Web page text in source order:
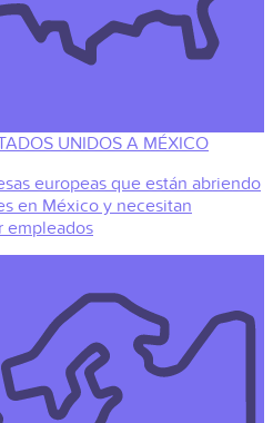
UNIDOS A MÉXICO
europeas que están abriendo
en México y necesitan
empleados